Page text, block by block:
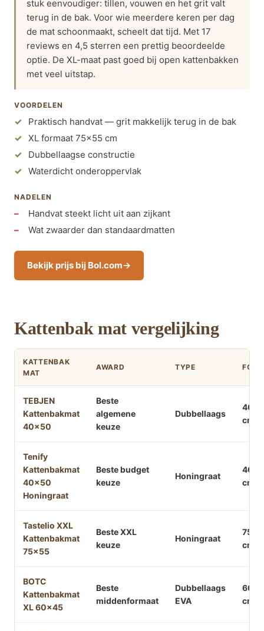
stuk eenvoudiger: tillen, vouwen en het grit valt
terug in de bak. Voor wie meerdere keren per dag
de mat schoonmaakt, scheelt dat tijd. Met 17
reviews en 4,5 sterren een prettig beoordeelde
optie. De XL-maat past goed bij open kattenbakken
met veel uitstap.
VOORDELEN
Praktisch handvat — grit makkelijk terug in de bak
XL formaat 75×55 cm
Dubbellaagse constructie
Waterdicht onderoppervlak
NADELEN
Handvat steekt licht uit aan zijkant
Wat zwaarder dan standaardmatten
Bekijk prijs bij Bol.com
Kattenbak mat vergelijking
KATTENBAK
MAT
AWARD TYPE
TEBJEN
Kattenbakmat
40×50
Beste
algemene
keuze
Dubbellaags
cm
Tenify
Kattenbakmat
40×50
Honingraat
Beste budget
keuze
Honingraat
cm
Tastelio XXL
Kattenbakmat
75×55
Beste XXL
keuze
Honingraat
cm
BOTC
Kattenbakmat
XL 60×45
Beste
middenformaat
Dubbellaags
EVA
cm